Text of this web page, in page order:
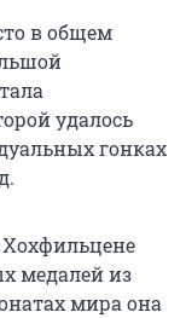
в общем
удалось
гонках
Хохфильцене
медалей из
мира она